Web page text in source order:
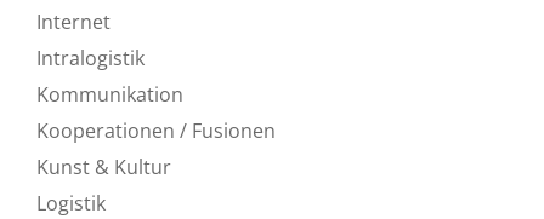
Internet
Intralogistik
Kommunikation
Kooperationen / Fusionen
Kunst & Kultur
Logistik